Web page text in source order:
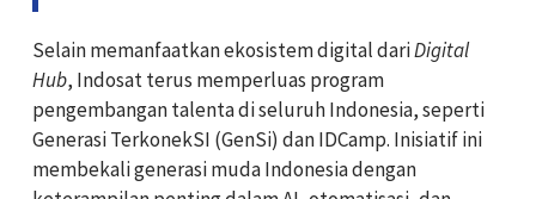
Selain memanfaatkan ekosistem digital dariDigital
Hub, Indosat terus memperluas program
pengembangan talenta di seluruh Indonesia, seperti
Generasi TerkonekSI (GenSi) dan IDCamp. Inisiatif ini
membekali generasi muda Indonesia dengan